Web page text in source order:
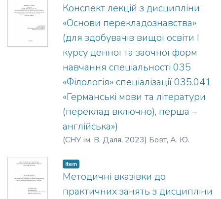
Конспект лекцій з дисципліни
«Основи перекладознавства»
(для здобувачів вищої освіти І
курсу денної та заочної форм
навчання спеціальності 035
«Філологія» спеціалізації 035.041
«Германські мови та літератури
(переклад включно), перша –
англійська»)
(СНУ ім. В. Даля, 2023) Бовт, А. Ю.
Item
Методичні вказівки до
практичних занять з дисципліни